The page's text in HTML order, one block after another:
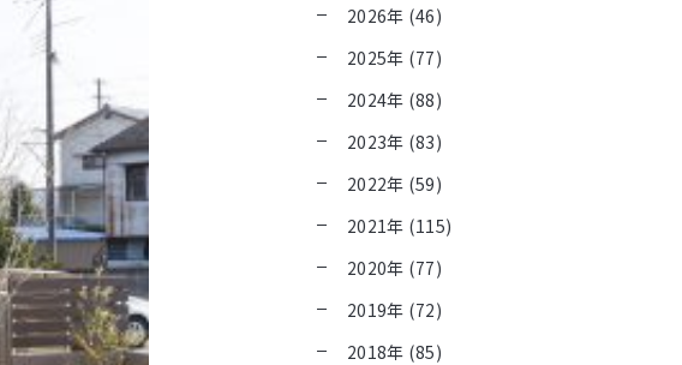
2026年 (46)
2025年 (77)
2024年 (88)
2023年 (83)
2022年 (59)
2021年 (115)
2020年 (77)
2019年 (72)
2018年 (85)